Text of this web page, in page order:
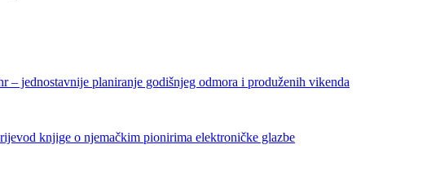
– jednostavnije planiranje godišnjeg odmora i produženih vikenda
knjige o njemačkim pionirima elektroničke glazbe